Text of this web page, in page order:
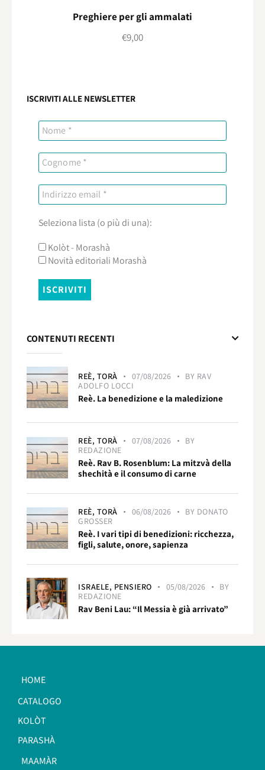
Preghiere per gli ammalati
€9,00
ISCRIVITI ALLE NEWSLETTER
Seleziona lista (o più di una):
Kolòt - Morashà
Novità editoriali Morashà
CONTENUTI RECENTI
REÈ, TORÀ 07/08/2026 BY RAV
ADOLFO LOCCI
Reè. La benedizione e la maledizione
REÈ, TORÀ 07/08/2026
BY
REDAZIONE
Reè. Rav B. Rosenblum: La mitzvà della
shechità e il consumo di carne
REÈ, TORÀ 06/08/2026 BY DONATO
GROSSER
Reè. I vari tipi di benedizioni: ricchezza,
figli, salute, onore, sapienza
ISRAELE, PENSIERO 05/08/2026
BY
REDAZIONE
Rav Beni Lau: “Il Messia è già arrivato”
HOME
CATALOGO
KOLÒT
PARASHÀ
MAAMÀR